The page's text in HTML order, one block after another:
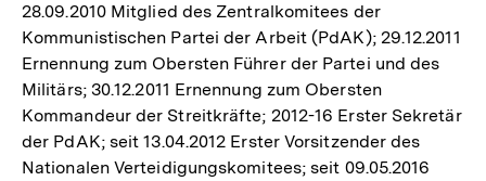
28.09.2010 Mitglied des Zentralkomitees der
Kommunistischen Partei der Arbeit (PdAK); 29.12.2011
Ernennung zum Obersten Führer der Partei und des
Militärs; 30.12.2011 Ernennung zum Obersten
Kommandeur der Streitkräfte; 2012-16 Erster Sekretär
der PdAK; seit 13.04.2012 Erster Vorsitzender des
Nationalen Verteidigungskomitees; seit 09.05.2016